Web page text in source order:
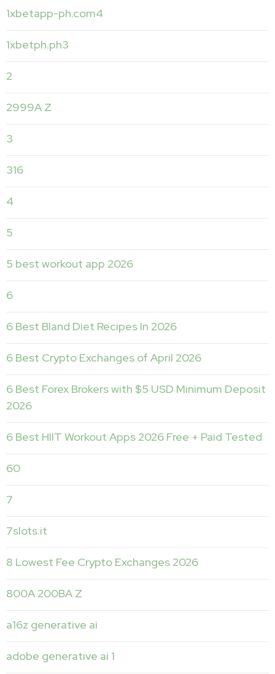
1xbetapp-ph.com4
1xbetph.ph3
2
2999A Z
3
316
4
5
5 best workout app 2026
6
6 Best Bland Diet Recipes In 2026
6 Best Crypto Exchanges of April 2026
6 Best Forex Brokers with $5 USD Minimum Deposit ️
2026
6 Best HIIT Workout Apps 2026 Free + Paid Tested
60
7
7slots.it
8 Lowest Fee Crypto Exchanges 2026
800A 200BA Z
a16z generative ai
adobe generative ai 1